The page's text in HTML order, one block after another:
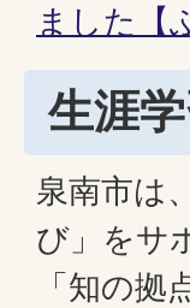
ました【
生涯
泉南市は
び」をサ
「知の